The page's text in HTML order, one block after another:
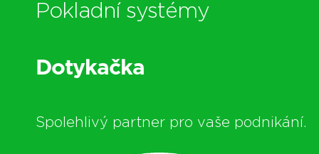
Pokladní systémy
Dotykačka
Spolehlivý partner pro vaše podnikání.